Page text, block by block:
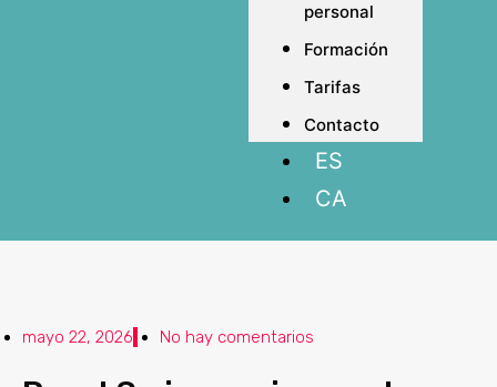
personal
Formación
Tarifas
Contacto
ES
CA
mayo 22, 2026 No hay comentarios